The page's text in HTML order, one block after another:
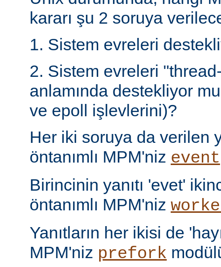
kararı şu 2 soruya
1. Sistem evreleri
2. Sistem evreleri
anlamında destekliyor
ve epoll işlevlerini)?
Her iki soruya da verilen
öntanımlı MPM'niz event
Birincinin yanıtı 'evet'
öntanımlı MPM'niz
Yanıtların her ikisi de
MPM'niz prefork